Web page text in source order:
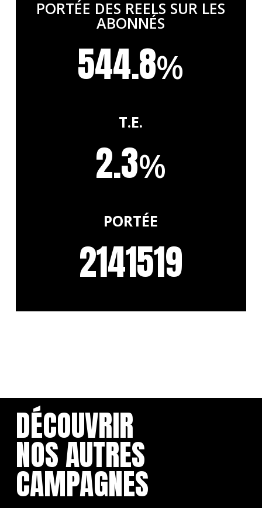
PORTÉE DES REELS SUR LES
ABONNÉS
544.8%
T.E.
2.3%
PORTÉE
2141519
DÉCOUVRIR
NOS AUTRES
CAMPAGNES